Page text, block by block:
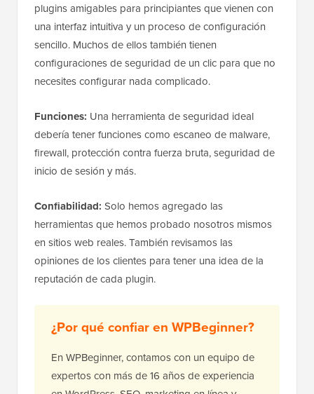
plugins amigables para principiantes que vienen con
una interfaz intuitiva y un proceso de configuración
sencillo. Muchos de ellos también tienen
configuraciones de seguridad de un clic para que no
necesites configurar nada complicado.
Funciones: Una herramienta de seguridad ideal
debería tener funciones como escaneo de malware,
firewall, protección contra fuerza bruta, seguridad de
inicio de sesión y más.
Confiabilidad: Solo hemos agregado las
herramientas que hemos probado nosotros mismos
en sitios web reales. También revisamos las
opiniones de los clientes para tener una idea de la
reputación de cada plugin.
¿Por qué confiar en WPBeginner?
En WPBeginner, contamos con un equipo de
expertos con más de 16 años de experiencia